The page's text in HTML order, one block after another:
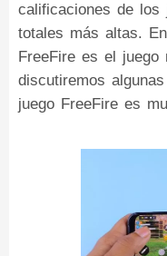
calificaciones de los
totales más altas.
FreeFire es el juego
discutiremos
juego FreeFire es